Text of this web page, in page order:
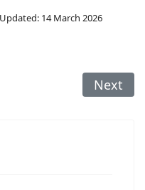
14 March 2026
Next
Next